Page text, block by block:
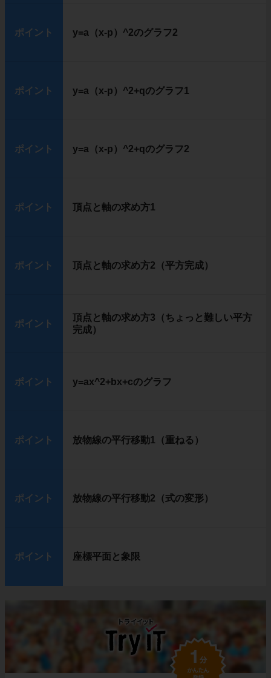
ポイント y=a（x-p）^2のグラフ2
ポイント y=a（x-p）^2+qのグラフ1
ポイント y=a（x-p）^2+qのグラフ2
ポイント 頂点と軸の求め方1
ポイント 頂点と軸の求め方2（平方完成）
ポイント
頂点と軸の求め方3（ちょっと難しい平方
完成）
ポイント y=ax^2+bx+cのグラフ
ポイント 放物線の平行移動1（重ねる）
ポイント 放物線の平行移動2（式の変形）
ポイント 座標平面と象限